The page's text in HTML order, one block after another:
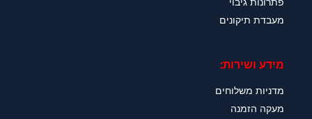
מעבדת תיקונים
מידע ושירות:
מדניות משלוחים
מעקה הזמנה